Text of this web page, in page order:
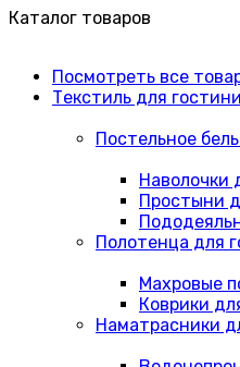
Каталог товаров
Посмотреть все
Текстиль для
Постельное
Наволочки
Простыни
Полотенца для
Махровые
Коврики
Наматрасники